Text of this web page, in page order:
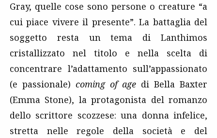
Gray, quelle cose sono persone o creature “a
cui piace vivere il presente”. La battaglia del
soggetto resta un tema di Lanthimos
cristallizzato nel titolo e nella scelta di
concentrare l’adattamento sull’appassionato
(e passionale) coming of age di Bella Baxter
(Emma Stone), la protagonista del romanzo
dello scrittore scozzese: una donna infelice,
stretta nelle regole della società e del